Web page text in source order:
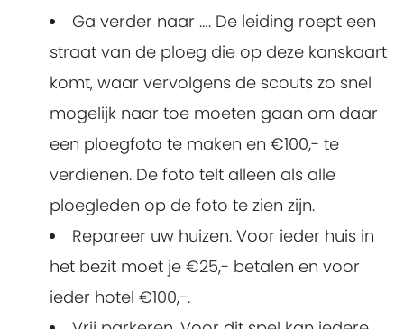
Ga verder naar …. De leiding roept een
straat van de ploeg die op deze kanskaart
komt, waar vervolgens de scouts zo snel
mogelijk naar toe moeten gaan om daar
een ploegfoto te maken en €100,- te
verdienen. De foto telt alleen als alle
ploegleden op de foto te zien zijn.
Repareer uw huizen. Voor ieder huis in
het bezit moet je €25,- betalen en voor
ieder hotel €100,-.